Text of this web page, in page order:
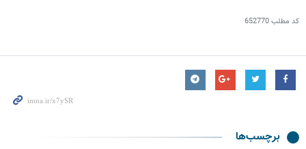
کد مطلب652770
برچسب‌ها